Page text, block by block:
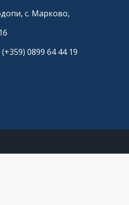
с. Марково,
0899 64 44 19